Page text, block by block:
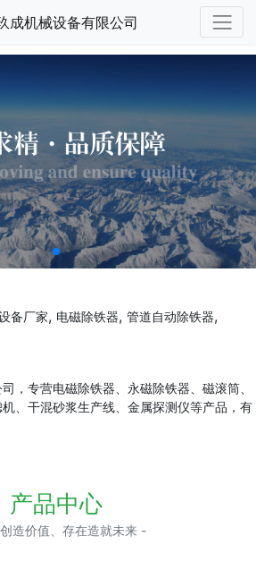
成机械设备有限公司
备厂家, 电磁除铁器, 管道自动除铁器,
，专营电磁除铁器、永磁除铁器、磁滚筒、
、干混砂浆生产线、金属探测仪等产品，有
产品中心
造价值、存在造就未来 -